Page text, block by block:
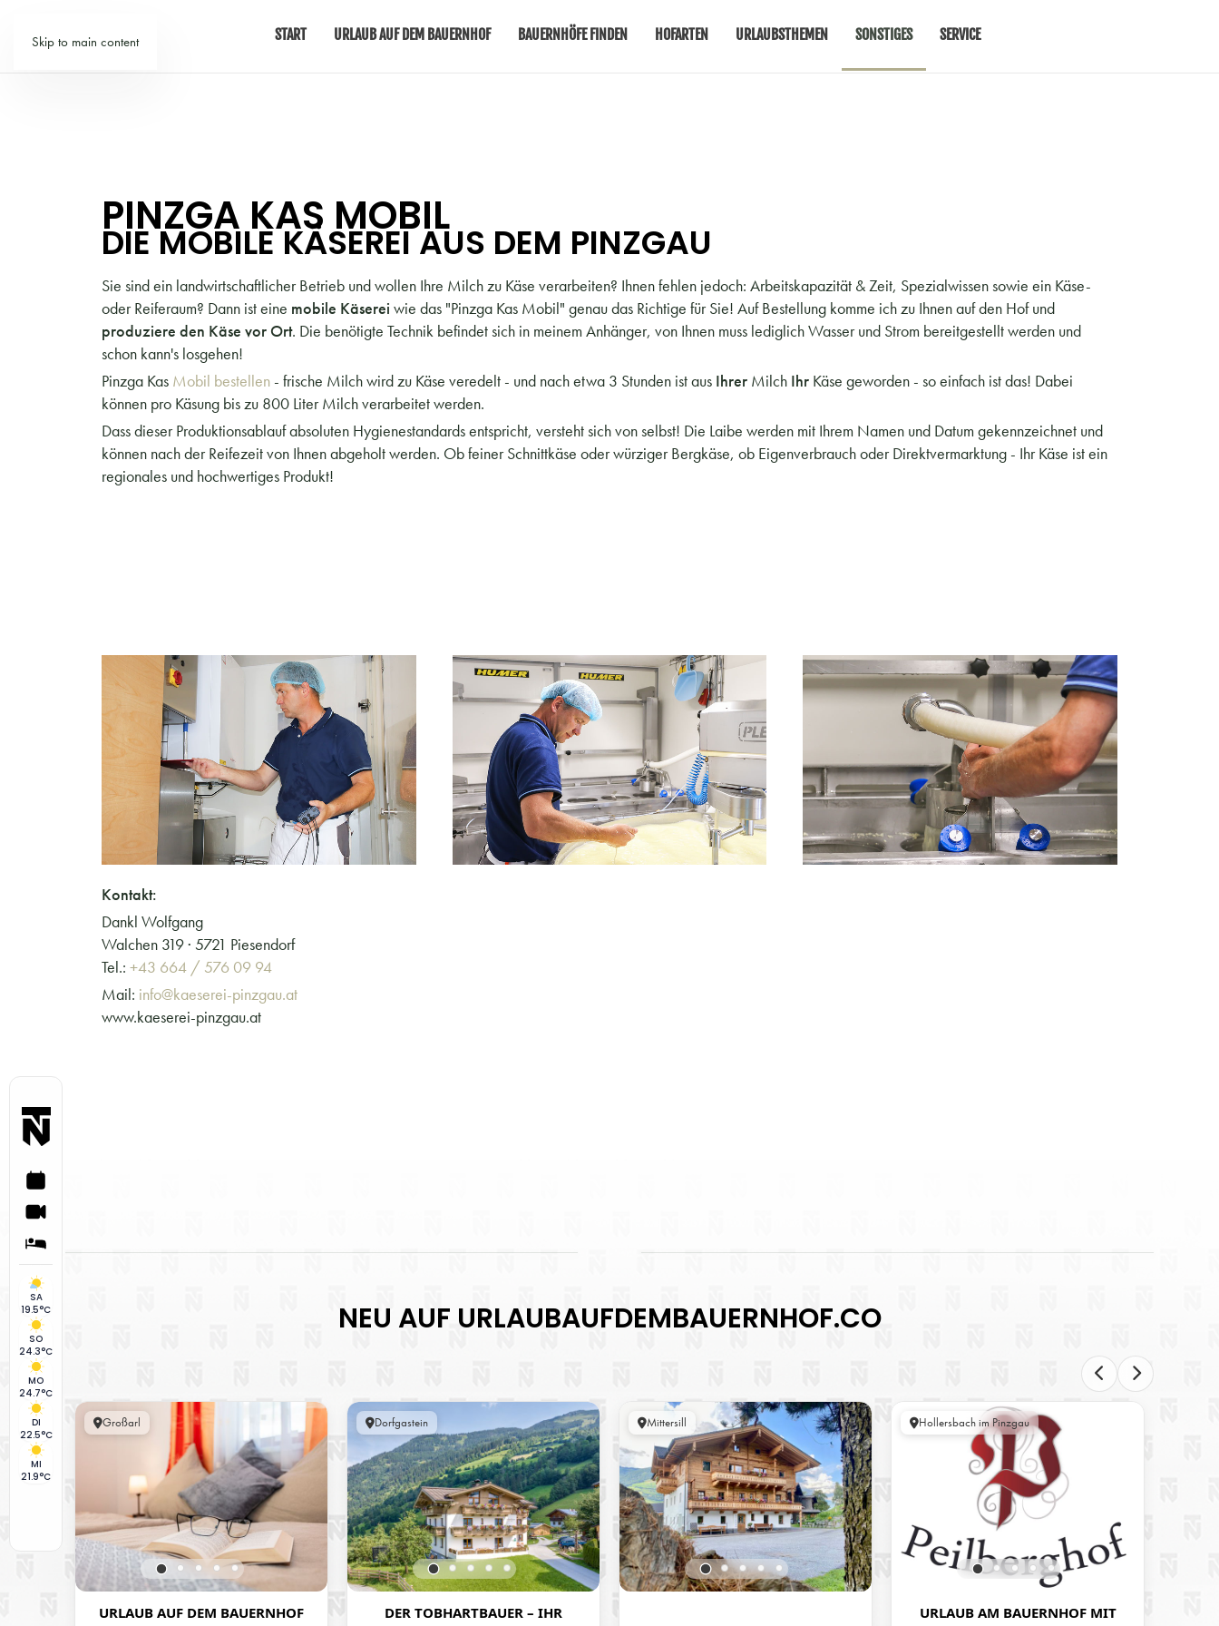
Skip to main content START URLAUB AUF DEM BAUERNHOF BAUERNHÖFE FINDEN HOFARTEN URLAUBSTHEMEN SONSTIGES SERVICE
PINZGA KAS MOBIL
DIE MOBILE KÄSEREI AUS DEM PINZGAU
Sie sind ein landwirtschaftlicher Betrieb und wollen Ihre Milch zu Käse verarbeiten? Ihnen fehlen jedoch: Arbeitskapazität & Zeit, Spezialwissen sowie ein Käse-
oder Reiferaum? Dann ist eine mobile Käserei wie das "Pinzga Kas Mobil" genau das Richtige für Sie! Auf Bestellung komme ich zu Ihnen auf den Hof und
produziere den Käse vor Ort. Die benötigte Technik befindet sich in meinem Anhänger, von Ihnen muss lediglich Wasser und Strom bereitgestellt werden und
schon kann's losgehen!
Pinzga Kas Mobil bestellen - frische Milch wird zu Käse veredelt - und nach etwa 3 Stunden ist aus Ihrer Milch Ihr Käse geworden - so einfach ist das! Dabei
können pro Käsung bis zu 800 Liter Milch verarbeitet werden.
Dass dieser Produktionsablauf absoluten Hygienestandards entspricht, versteht sich von selbst! Die Laibe werden mit Ihrem Namen und Datum gekennzeichnet und
können nach der Reifezeit von Ihnen abgeholt werden. Ob feiner Schnittkäse oder würziger Bergkäse, ob Eigenverbrauch oder Direktvermarktung - Ihr Käse ist ein
regionales und hochwertiges Produkt!
READ MORE READ MORE READ MORE
Kontakt:
Dankl Wolfgang
Walchen 319 · 5721 Piesendorf
Tel.: +43 664 / 576 09 94
Mail: info@kaeserei-pinzgau.at
www.kaeserei-pinzgau.at
SA
19.5°C
SO
24.3°C
MO
24.7°C
DI
22.5°C
MI
21.9°C
NEU AUF URLAUBAUFDEMBAUERNHOF.CO
Großarl
URLAUB AUF DEM BAUERNHOF
Dorfgastein
DER TOBHARTBAUER – IHR
Mittersill Hollersbach im Pinzgau
URLAUB AM BAUERNHOF MIT